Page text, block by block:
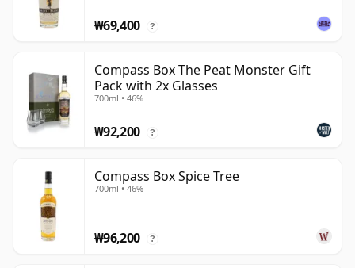
₩69,400 ?
Compass Box The Peat Monster Gift
Pack with 2x Glasses
700ml • 46%
₩92,200 ?
Compass Box Spice Tree
700ml • 46%
₩96,200 ?